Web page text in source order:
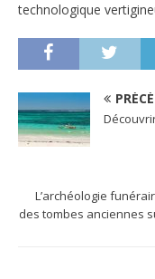
technologique
L’archéologie
des tombes anciennes